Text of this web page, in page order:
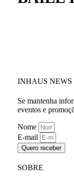
INHAUS NEWS
Se mantenha
eventos e
Nome
E-mail
Quero receber
SOBRE